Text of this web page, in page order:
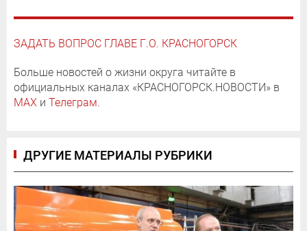
ЗАДАТЬ ВОПРОС ГЛАВЕ Г.О. КРАСНОГОРСК
Больше новостей о жизни округа читайте в
официальных каналах «КРАСНОГОРСК.НОВОСТИ» в
MAX и Телеграм.
ДРУГИЕ МАТЕРИАЛЫ РУБРИКИ